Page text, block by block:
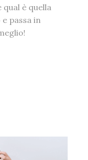
è quella
passa in